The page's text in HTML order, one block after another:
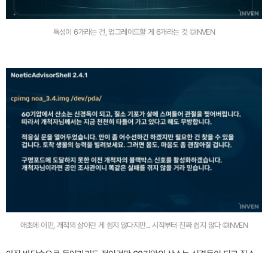
특성이 6개라는 건, 업그레이드할 게 6개라는 것 ©INVEN
애초에 이민, 개척의 삶이란 게 쉽지 않다지만... 시작부터 진짜 쉽지 않다 ©INVEN